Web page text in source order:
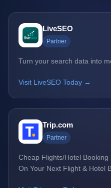
LiveSEO
Partner
Turn your search data into
Visit LiveSEO Today →
Trip.com
Partner
Cheap Flights/Hotel
On Your Next Flight & Hotel